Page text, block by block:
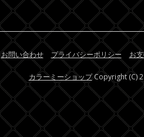
お問い合わせ プライバシーポリシー お
カラーミーショップCopyright (C)